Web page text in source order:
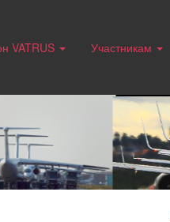
VATRUS Участникам